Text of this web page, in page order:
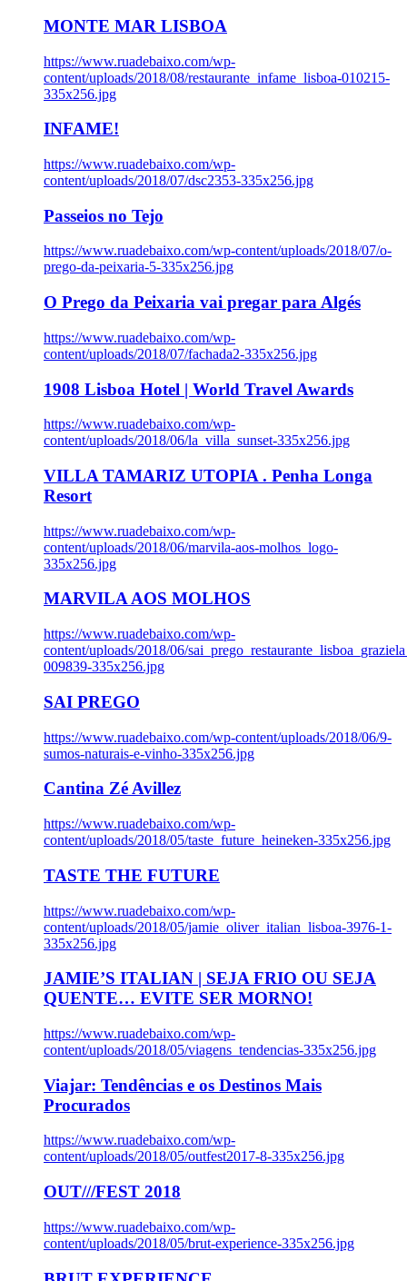
MONTE MAR LISBOA
https://www.ruadebaixo.com/wp-
content/uploads/2018/08/restaurante_infame_lisboa-010215-
335x256.jpg
INFAME!
https://www.ruadebaixo.com/wp-
content/uploads/2018/07/dsc2353-335x256.jpg
Passeios no Tejo
https://www.ruadebaixo.com/wp-content/uploads/2018/07/o-
prego-da-peixaria-5-335x256.jpg
O Prego da Peixaria vai pregar para Algés
https://www.ruadebaixo.com/wp-
content/uploads/2018/07/fachada2-335x256.jpg
1908 Lisboa Hotel | World Travel Awards
https://www.ruadebaixo.com/wp-
content/uploads/2018/06/la_villa_sunset-335x256.jpg
VILLA TAMARIZ UTOPIA . Penha Longa
Resort
https://www.ruadebaixo.com/wp-
content/uploads/2018/06/marvila-aos-molhos_logo-
335x256.jpg
MARVILA AOS MOLHOS
https://www.ruadebaixo.com/wp-
content/uploads/2018/06/
009839-335x256.jpg
SAI PREGO
https://www.ruadebaixo.com/wp-content/uploads/2018/06/9-
sumos-naturais-e-vinho-335x256.jpg
Cantina Zé Avillez
https://www.ruadebaixo.com/wp-
content/uploads/2018/05/taste_future_heineken-335x256.jpg
TASTE THE FUTURE
https://www.ruadebaixo.com/wp-
content/uploads/2018/05/jamie_oliver_italian_lisboa-3976-1-
335x256.jpg
JAMIE’S ITALIAN | SEJA FRIO OU SEJA
QUENTE… EVITE SER MORNO!
https://www.ruadebaixo.com/wp-
content/uploads/2018/05/viagens_tendencias-335x256.jpg
Viajar: Tendências e os Destinos Mais
Procurados
https://www.ruadebaixo.com/wp-
content/uploads/2018/05/outfest2017-8-335x256.jpg
OUT///FEST 2018
https://www.ruadebaixo.com/wp-
content/uploads/2018/05/brut-experience-335x256.jpg